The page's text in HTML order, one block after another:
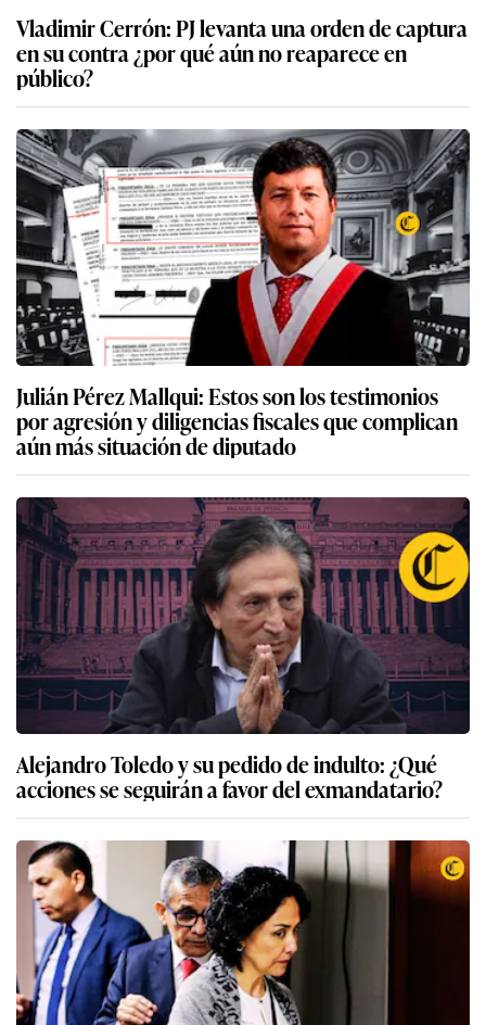
Vladimir Cerrón: PJ levanta una orden de captura
en su contra ¿por qué aún no reaparece en
público?
Julián Pérez Mallqui: Estos son los testimonios
por agresión y diligencias fiscales que complican
aún más situación de diputado
Alejandro Toledo y su pedido de indulto: ¿Qué
acciones se seguirán a favor del exmandatario?